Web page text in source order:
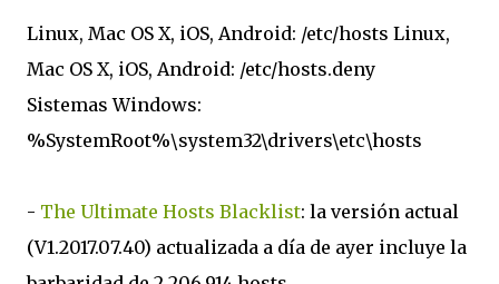
Linux, Mac OS X, iOS, Android: /etc/hosts Linux,
Mac OS X, iOS, Android: /etc/hosts.deny
Sistemas Windows:
%SystemRoot%\system32\drivers\etc\hosts
- The Ultimate Hosts Blacklist: la versión actual
(V1.2017.07.40) actualizada a día de ayer incluye la